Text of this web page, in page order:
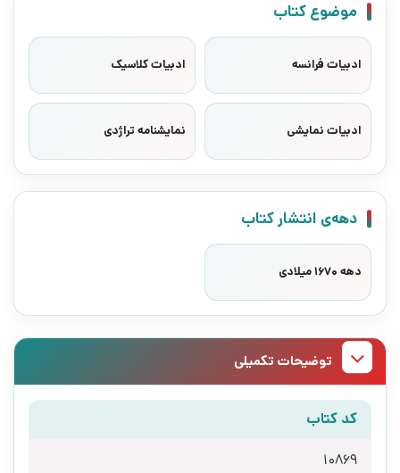
موضوع کتاب
ادبیات فرانسه ادبیات کلاسیک
ادبیات نمایشی نمایشنامه تراژدی
دهه‌ی انتشار کتاب
دهه 1670 میلادی
توضیحات تکمیلی
کد کتاب
10869